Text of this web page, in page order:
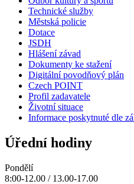
Technické služby
Městská policie
Dotace
JSDH
Hlášení závad
Dokumenty ke stažení
Digitální povodňový plán
Czech POINT
Profil zadavatele
Životní situace
Informace poskytnuté dle
Úřední hodiny
Pondělí
8:00-12.00 / 13.00-17.00